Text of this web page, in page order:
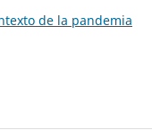
de la pandemia